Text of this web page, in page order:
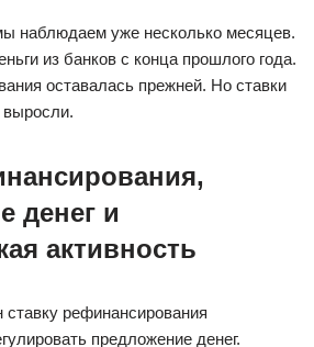
наблюдаем уже несколько месяцев.
из банков с конца прошлого года.
оставалась прежней. Но ставки
выросли.
денег и
активность
рефинансирования
предложение денег.